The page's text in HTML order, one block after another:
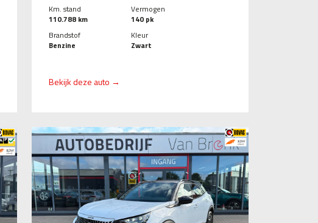
Km. stand
110.788 km
Brandstof
Benzine
Vermogen
140 pk
Kleur
Zwart
Bekijk deze auto →